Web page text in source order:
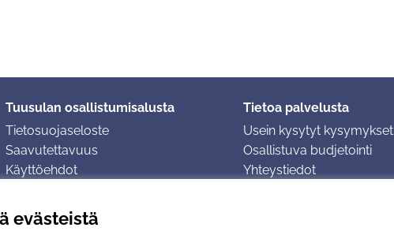
evästeistä
Tuusulan osallistumisalusta
Tietosuojaseloste
Saavutettavuus
Käyttöehdot
Tietoa palvelusta
Usein kysytyt kysymykset
Osallistuva budjetointi
Yhteystiedot